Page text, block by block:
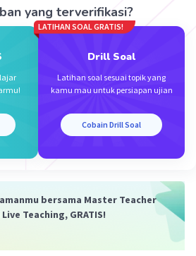
yang terverifikasi?
LATIHAN SOAL GRATIS!
Drill Soal
Latihan soal sesuai topik yang
kamu mau untuk persiapan ujian
Cobain Drill Soal
bersama Master Teacher
Teaching, GRATIS!